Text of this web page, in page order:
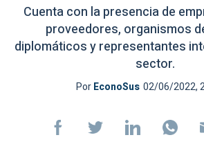
Cuenta con la presencia de
proveedores, organismos
diplomáticos y representantes
sector.
PorEconoSus 02/06/2022,